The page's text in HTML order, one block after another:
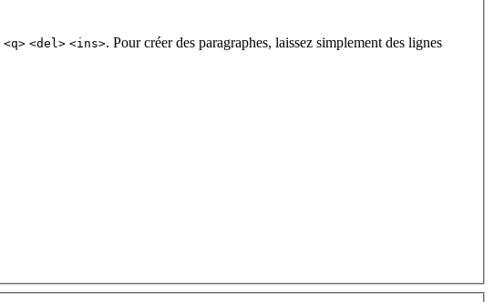
<q> <del> <ins>. Pour créer des paragraphes, laissez simplement des lignes